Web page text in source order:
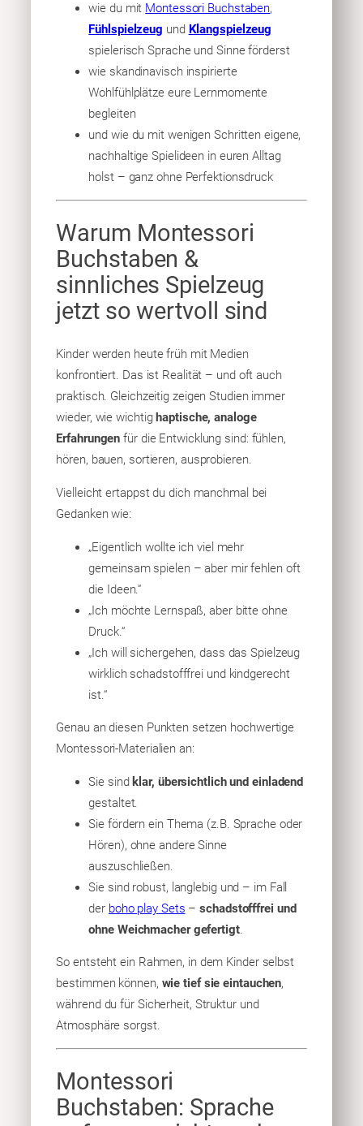
wie du mit Montessori Buchstaben,
Fühlspielzeug und Klangspielzeug
spielerisch Sprache und Sinne förderst
wie skandinavisch inspirierte
Wohlfühlplätze eure Lernmomente
begleiten
und wie du mit wenigen Schritten eigene,
nachhaltige Spielideen in euren Alltag
holst – ganz ohne Perfektionsdruck
Warum Montessori
Buchstaben &
sinnliches Spielzeug
jetzt so wertvoll sind
Kinder werden heute früh mit Medien
konfrontiert. Das ist Realität – und oft auch
praktisch. Gleichzeitig zeigen Studien immer
wieder, wie wichtighaptische, analoge
Erfahrungen für die Entwicklung sind: fühlen,
hören, bauen, sortieren, ausprobieren.
Vielleicht ertappst du dich manchmal bei
Gedanken wie:
„Eigentlich wollte ich viel mehr
gemeinsam spielen – aber mir fehlen oft
die Ideen.“
„Ich möchte Lernspaß, aber bitte ohne
Druck.“
„Ich will sichergehen, dass das Spielzeug
wirklich schadstofffrei und kindgerecht
ist.“
Genau an diesen Punkten setzen hochwertige
Montessori-Materialien an:
Sie sind klar, übersichtlich und einladend
gestaltet.
Sie fördern ein Thema (z.B. Sprache oder
Hören), ohne andere Sinne
auszuschließen.
Sie sind robust, langlebig und – im Fall
der boho play Sets –schadstofffrei und
ohne Weichmacher gefertigt.
So entsteht ein Rahmen, in dem Kinder selbst
bestimmen können, wie tief sie eintauchen,
während du für Sicherheit, Struktur und
Atmosphäre sorgst.
Montessori
Buchstaben: Sprache